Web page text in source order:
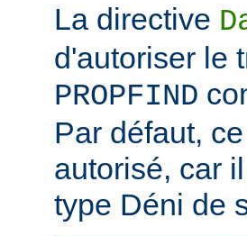
La directive
d'autoriser le
PROPFIND
Par défaut,
autorisé, car
type Déni de